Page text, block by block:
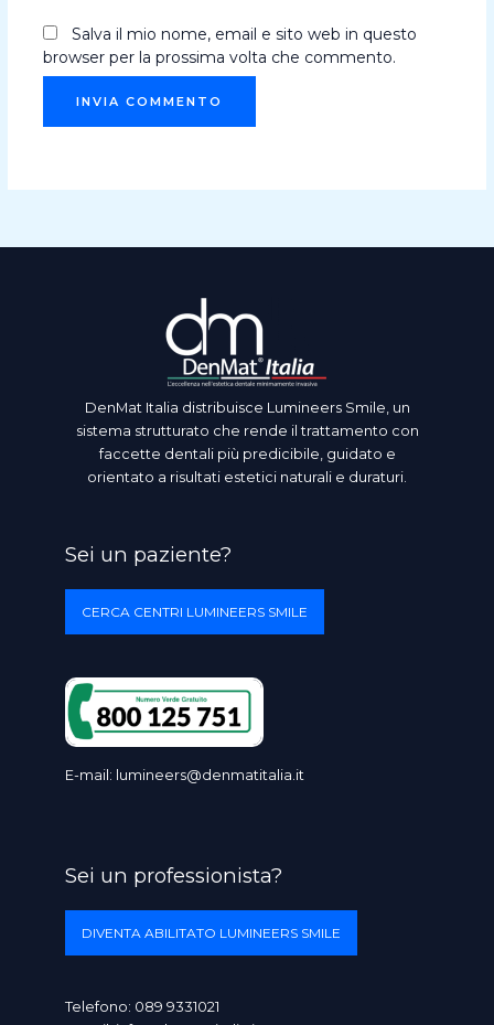
Salva il mio nome, email e sito web in questo
browser per la prossima volta che commento.
DenMat Italia distribuisce Lumineers Smile, un
sistema strutturato che rende il trattamento con
faccette dentali più predicibile, guidato e
orientato a risultati estetici naturali e duraturi.
Sei un paziente?
CERCA CENTRI LUMINEERS SMILE
E-mail: lumineers@denmatitalia.it
Sei un professionista?
DIVENTA ABILITATO LUMINEERS SMILE
Telefono: 089 9331021